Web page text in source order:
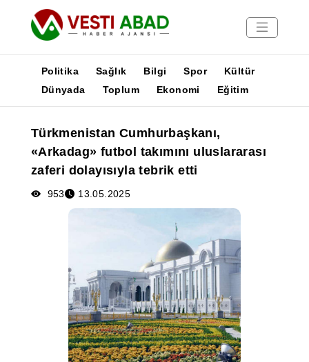
Yayınlar
Medya
Poster
Politika Sağlık Bilgi Spor
Kültür
Dünyada
Toplum Ekonomi Eğitim
Türkmenistan Cumhurbaşkanı,
«Arkadag» futbol takımını uluslararası
zaferi dolayısıyla tebrik etti
953 13.05.2025